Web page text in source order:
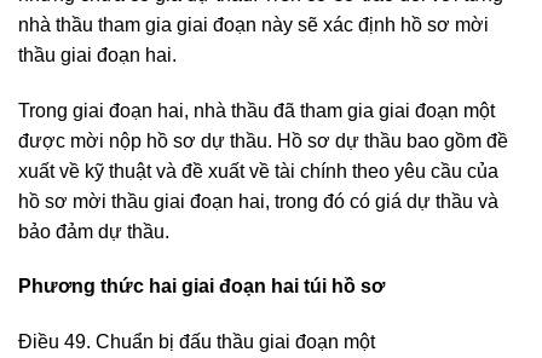
nhà thầu tham gia giai đoạn này sẽ xác định hồ sơ mời
thầu giai đoạn hai.
Trong giai đoạn hai, nhà thầu đã tham gia giai đoạn một
được mời nộp hồ sơ dự thầu. Hồ sơ dự thầu bao gồm đề
xuất về kỹ thuật và đề xuất về tài chính theo yêu cầu của
hồ sơ mời thầu giai đoạn hai, trong đó có giá dự thầu và
bảo đảm dự thầu.
Phương thức hai giai đoạn hai túi hồ sơ
Điều 49. Chuẩn bị đấu thầu giai đoạn một